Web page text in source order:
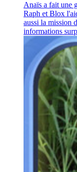
Anaïs a fait une
Raph et Blox
aussi la mission
informations